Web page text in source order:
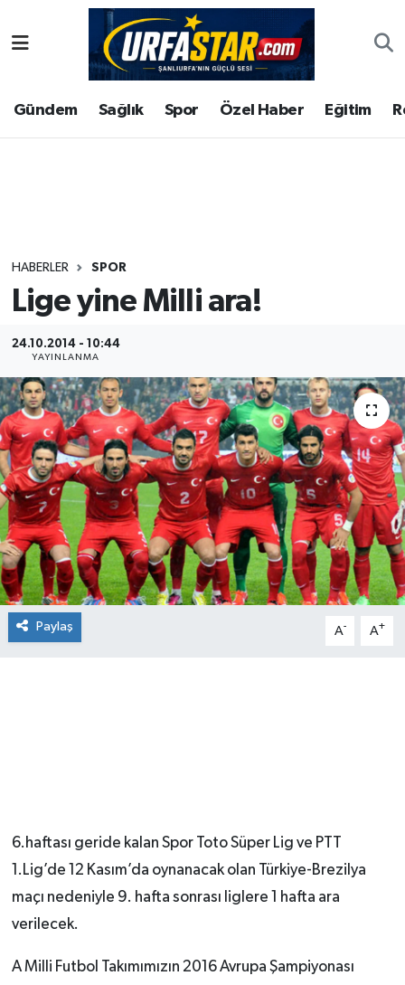
Gündem Sağlık Spor Özel Haber Eğitim
HABERLER SPOR
Lige yine Milli ara!
24.10.2014 - 10:44
YAYINLANMA
Paylaş A- A+
6.haftası geride kalan Spor Toto Süper Lig ve PTT
1.Lig’de 12 Kasım’da oynanacak olan Türkiye-Brezilya
maçı nedeniyle 9. hafta sonrası liglere 1 hafta ara
verilecek.
A Milli Futbol Takımımızın 2016 Avrupa Şampiyonası
ASAYİS
ÇEVRE
Gündem
Kültür
Magazin
Şanlıurfa Nöbetçi Eczaneler
Şanlıurfa Hava Durumu
Tüm Manşetler
Son Dakika Haberleri
Haber Arşivi